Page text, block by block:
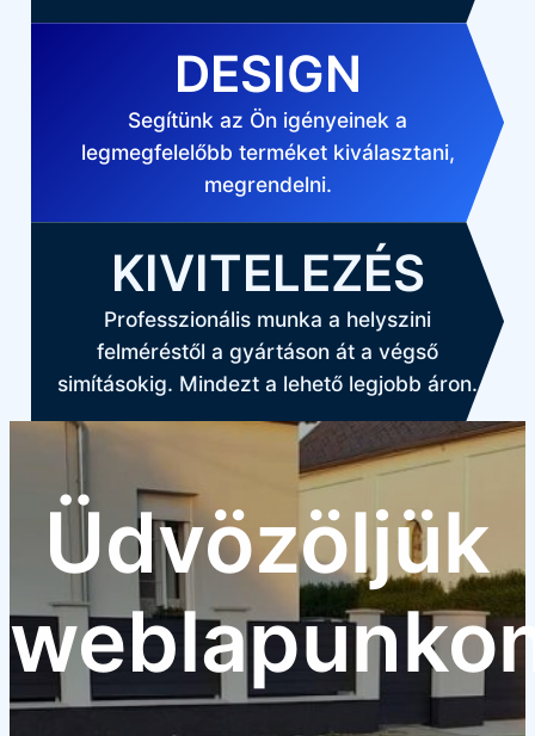
DESIGN
Segítünk az Ön igényeinek a
legmegfelelőbb terméket kiválasztani,
megrendelni.
KIVITELEZÉS
Professzionális munka a helyszini
felméréstől a gyártáson át a végső
simításokig. Mindezt a lehető legjobb áron.
Üdvözöljük